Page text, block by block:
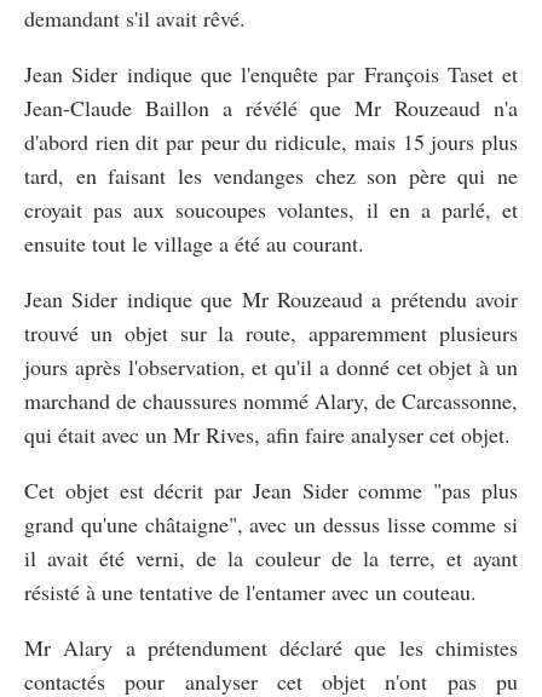
demandant s'il avait rêvé.
Jean Sider indique que l'enquête par François Taset et
Jean-Claude Baillon a révélé que Mr Rouzeaud n'a
d'abord rien dit par peur du ridicule, mais 15 jours plus
tard, en faisant les vendanges chez son père qui ne
croyait pas aux soucoupes volantes, il en a parlé, et
ensuite tout le village a été au courant.
Jean Sider indique que Mr Rouzeaud a prétendu avoir
trouvé un objet sur la route, apparemment plusieurs
jours après l'observation, et qu'il a donné cet objet à un
marchand de chaussures nommé Alary, de Carcassonne,
qui était avec un Mr Rives, afin faire analyser cet objet.
Cet objet est décrit par Jean Sider comme "pas plus
grand qu'une châtaigne", avec un dessus lisse comme si
il avait été verni, de la couleur de la terre, et ayant
résisté à une tentative de l'entamer avec un couteau.
Mr Alary a prétendument déclaré que les chimistes
contactés pour analyser cet objet n'ont pas pu